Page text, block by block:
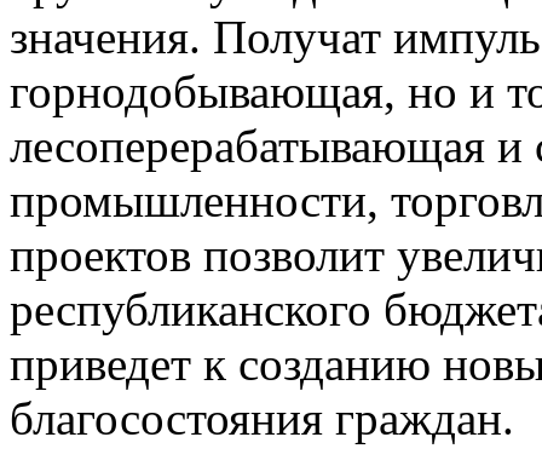
значения. Получат
горнодобывающая, но и
лесоперерабатывающая и
промышленности,
проектов позволит
республиканского
приведет к созданию
благосостояния граждан.